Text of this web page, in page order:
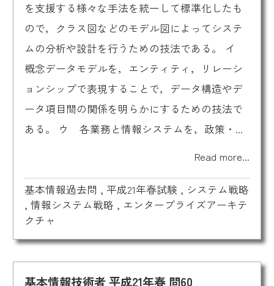
を支援する様々な手法を統一して標準化したも
ので，クラス図などのモデル図によってシステ
ムの分析や設計を行うための技法である。 イ
概念データモデルを，エンティティ，リレーシ
ョンシップで表現することで，データ構造やデ
ータ項目間の関係を明らかにするための技法で
ある。 ウ 各業務と情報システムを，政策・...
Read more...
基本情報過去問 , 平成21年春試験 , システム戦略
, 情報システム戦略 , エンタープライズアーキテ
クチャ
基本情報技術者 平成21年春 問60